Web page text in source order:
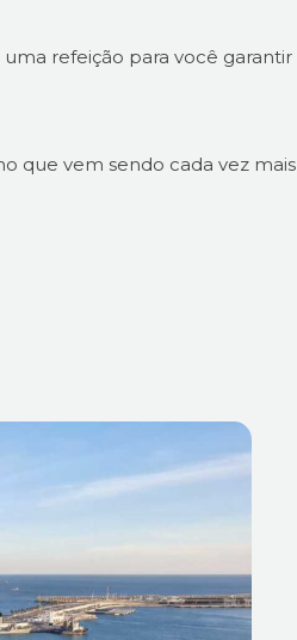
refeição para você garantir
que vem sendo cada vez mais